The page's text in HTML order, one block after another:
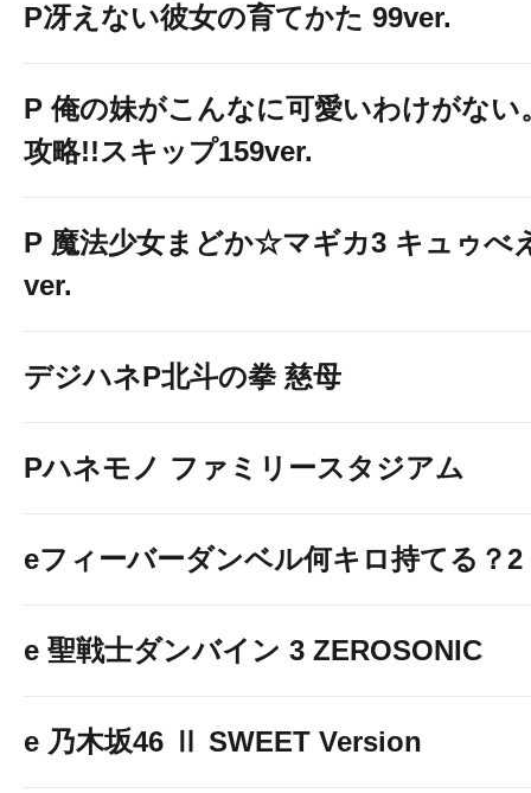
P冴えない彼女の育てかた 99ver.
P 俺の妹がこんなに可愛いわけがない
攻略!!スキップ159ver.
P 魔法少女まどか☆マギカ3 キュゥべ
ver.
デジハネP北斗の拳 慈母
Pハネモノ ファミリースタジアム
eフィーバーダンベル何キロ持てる？2
e 聖戦士ダンバイン 3 ZEROSONIC
e 乃木坂46 Ⅱ SWEET Version